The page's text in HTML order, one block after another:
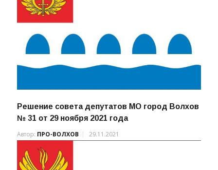
Решение совета депутатов МО город Волхов
№ 31 от 29 ноября 2021 года
Автор: ПРО-ВОЛХОВ 29.11.2021